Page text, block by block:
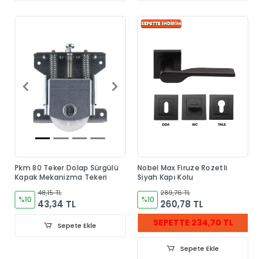
Pkm 80 Teker Dolap Sürgülü
Kapak Mekanizma Tekeri
%10
48,15 TL
43,34 TL
Sepete Ekle
Nobel Max Firuze Rozetli
Siyah Kapı Kolu
%10
289,76 TL
260,78 TL
SEPETTE 234,70 TL
Sepete Ekle